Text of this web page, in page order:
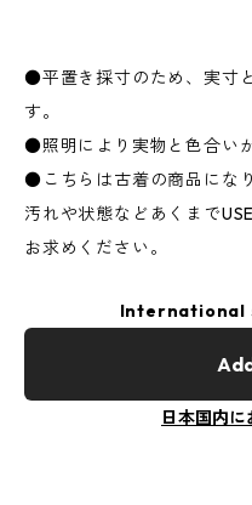
●平置き採寸のため、実寸
す。
●照明により実物と色合い
●こちらは古着の商品になり
汚れや状態などあくまで
お求めください。
International
日本国内